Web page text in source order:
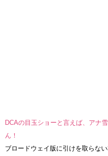
DCAの目玉ショーと言えば、アナ
ん！
ブロードウェイ版に引けを取らな